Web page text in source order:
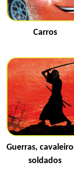
Carros
Guerras,
soldados